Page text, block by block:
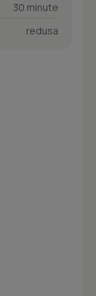
30 minute
redusa